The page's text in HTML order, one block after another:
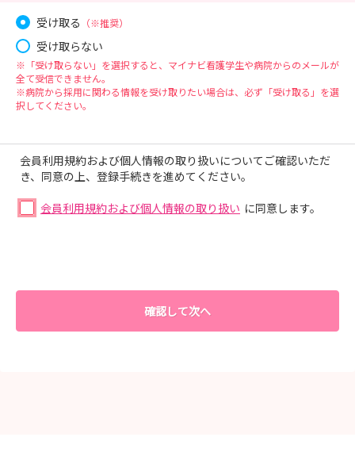
受け取る （※推奨）
受け取らない
※「受け取らない」を選択すると、マイナビ看護学生や病院からのメールが
全て受信できません。
※病院から採用に関わる情報を受け取りたい場合は、必ず「受け取る」を選
択してください。
会員利用規約および個人情報の取り扱いについてご確認いただ
き、同意の上、登録手続きを進めてください。
会員利用規約および個人情報の取り扱い に同意します。
確認して次へ